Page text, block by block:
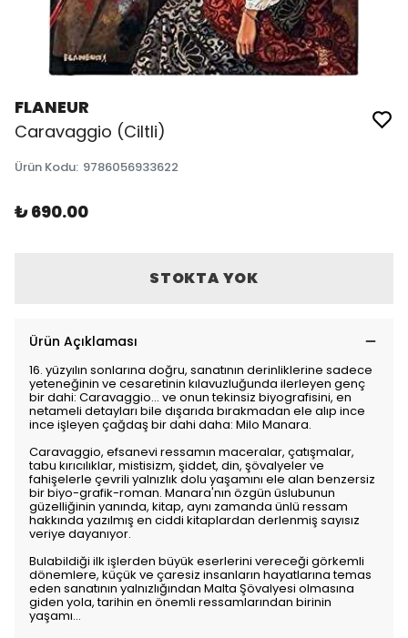
FLANEUR
Caravaggio (Ciltli)
Ürün Kodu: 9786056933622
₺ 690.00
STOKTA YOK
Ürün Açıklaması
16. yüzyılın sonlarına doğru, sanatının derinliklerine sadece
yeteneğinin ve cesaretinin kılavuzluğunda ilerleyen genç
bir dahi: Caravaggio... ve onun tekinsiz biyografisini, en
netameli detayları bile dışarıda bırakmadan ele alıp ince
ince işleyen çağdaş bir dahi daha: Milo Manara.
Caravaggio, efsanevi ressamın maceralar, çatışmalar,
tabu kırıcılıklar, mistisizm, şiddet, din, şövalyeler ve
fahişelerle çevrili yalnızlık dolu yaşamını ele alan benzersiz
bir biyo-grafik-roman. Manara'nın özgün üslubunun
güzelliğinin yanında, kitap, aynı zamanda ünlü ressam
hakkında yazılmış en ciddi kitaplardan derlenmiş sayısız
veriye dayanıyor.
Bulabildiği ilk işlerden büyük eserlerini vereceği görkemli
dönemlere, küçük ve çaresiz insanların hayatlarına temas
eden sanatının yalnızlığından Malta Şövalyesi olmasına
giden yola, tarihin en önemli ressamlarından birinin
yaşamı…